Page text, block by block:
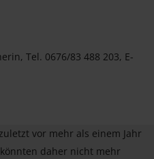
Tel. 0676/83 488 203, E-
vor mehr als einem Jahr
daher nicht mehr